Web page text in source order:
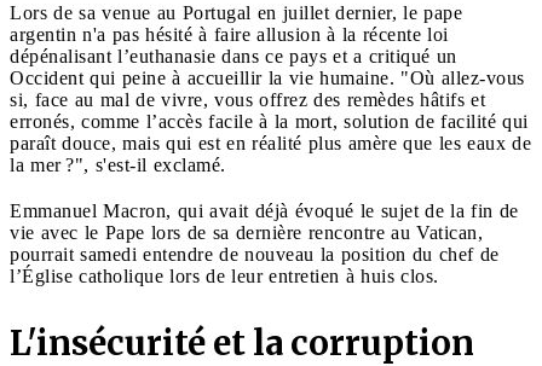
Lors de sa venue au Portugal en juillet dernier, le pape
argentin n'a pas hésité à faire allusion à la récente loi
dépénalisant l’euthanasie dans ce pays et a critiqué un
Occident qui peine à accueillir la vie humaine. "Où allez-vous
si, face au mal de vivre, vous offrez des remèdes hâtifs et
erronés, comme l’accès facile à la mort, solution de facilité qui
paraît douce, mais qui est en réalité plus amère que les eaux de
la mer ?", s'est-il exclamé.
Emmanuel Macron, qui avait déjà évoqué le sujet de la fin de
vie avec le Pape lors de sa dernière rencontre au Vatican,
pourrait samedi entendre de nouveau la position du chef de
l’Église catholique lors de leur entretien à huis clos.
L'insécurité et la corruption